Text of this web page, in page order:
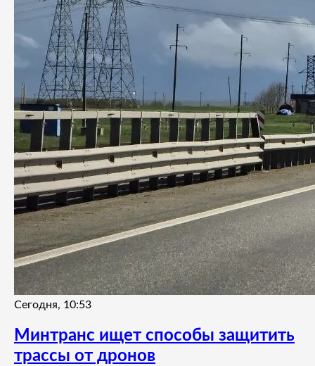
Сегодня, 10:53
Минтранс ищет способы защитить
трассы от дронов